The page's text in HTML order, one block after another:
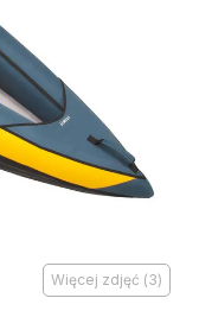
Więcej zdjęć (3)